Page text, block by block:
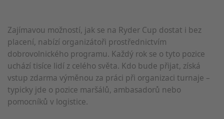
Zajímavou možností, jak se na Ryder Cup dostat i bez
placení, nabízí organizátoři prostřednictvím
dobrovolnického programu. Každý rok se o tyto pozice
uchází tisíce lidí z celého světa. Kdo bude přijat, získá
vstup zdarma výměnou za práci při organizaci turnaje –
typicky jde o pozice maršálů, ambasadorů nebo
pomocníků v logistice.